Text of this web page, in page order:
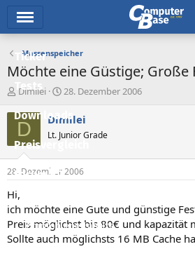
Ticker
Tests
Downloads
Preisvergleich
Forum
Aktuelles
Empfohlene Inhalte
Massenspeicher
Möchte eine Güstige; Große
E
s
e
e
Dimilei
E
s
e
t
m
28. Dezember 2006
D Dimilei
Lt. Junior Grade
28. Dezember 2006
Hi,
ich möchte eine Gute und günstige
Preis möglichst bis 80€ und kapazität
Sollte auch möglichsts 16 MB Cache